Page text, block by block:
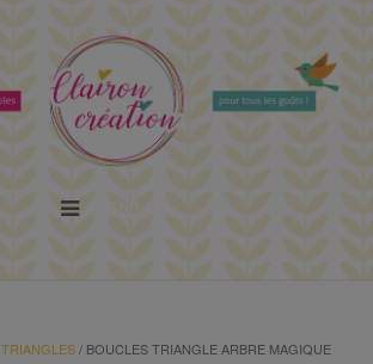
TRIANGLES/ BOUCLES TRIANGLE ARBRE MAGIQUE